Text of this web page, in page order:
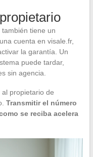
tiene un
cuenta en visale.fr,
la garantía. Un
puede tardar,
sin agencia.
propietario de
Transmitir el número
se reciba acelera